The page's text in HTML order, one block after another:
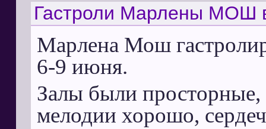
Гастроли Марлены МОШ
Марлена Мош
6-9 июня.
Залы были
мелодии хорошо,